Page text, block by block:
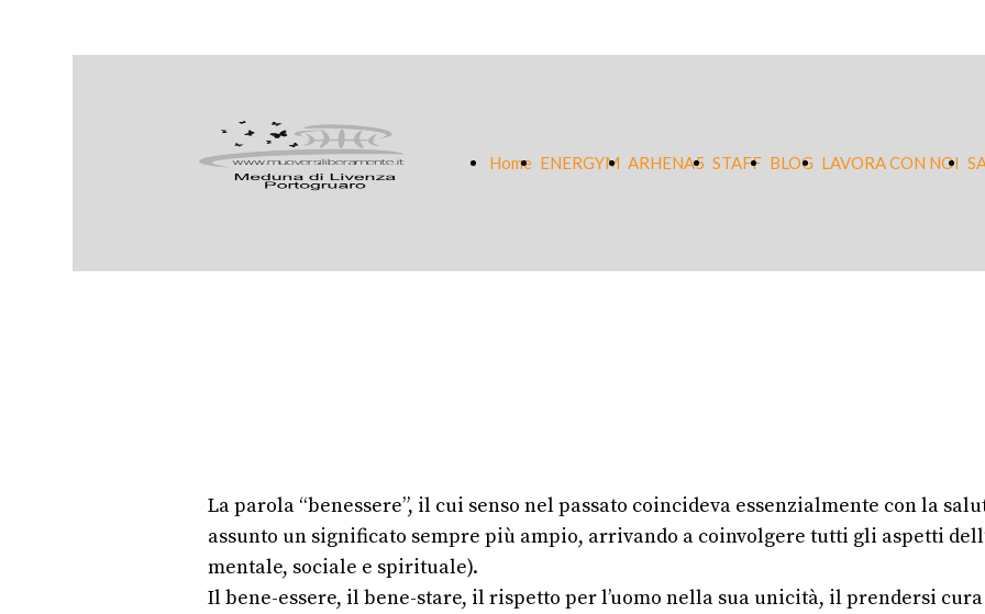
Home ENERGYM ARHENA5 STAFF BLOG LAVORA CON NOI
La parola “benessere”, il cui senso nel passato coincideva essenzialmente con la
assunto un significato sempre più ampio, arrivando a coinvolgere tutti gli aspetti
mentale, sociale e spirituale).
Il bene-essere, il bene-stare, il rispetto per l’uomo nella sua unicità, il prendersi